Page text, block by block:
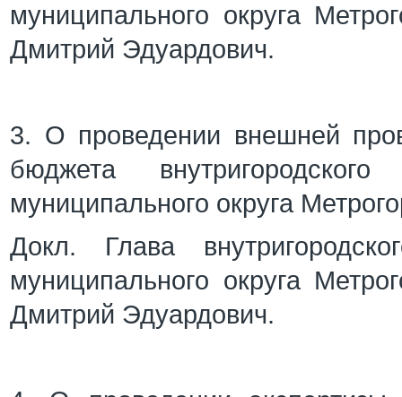
муниципального округа
Дмитрий Эдуардович.
3. О проведении внешней
бюджета
муниципального округа
Докл. Глава
муниципального округа
Дмитрий Эдуардович.